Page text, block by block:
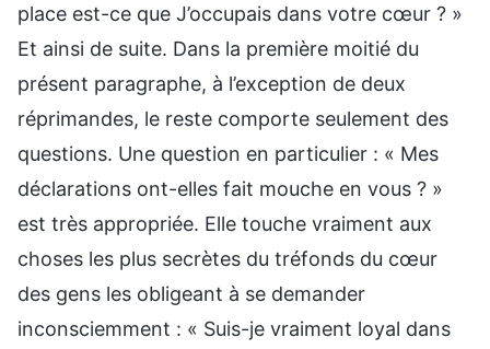
place est-ce que J’occupais dans votre cœur ? »
Et ainsi de suite. Dans la première moitié du
présent paragraphe, à l’exception de deux
réprimandes, le reste comporte seulement des
questions. Une question en particulier : « Mes
déclarations ont-elles fait mouche en vous ? »
est très appropriée. Elle touche vraiment aux
choses les plus secrètes du tréfonds du cœur
des gens les obligeant à se demander
inconsciemment : « Suis-je vraiment loyal dans